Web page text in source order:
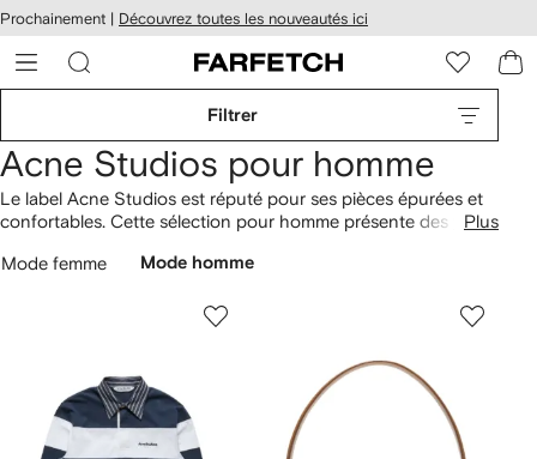
au
principal
Prochainement | Découvrez toutes les nouveautés ici
Filtrer
Acne Studios pour homme
Le label Acne Studios est réputé pour ses pièces épurées et
confortables. Cette sélection pour homme présente des
t-
graphiques, ainsi que dessacsminimalistes pour les non-
chemises
Plus
Mode femme Mode homme